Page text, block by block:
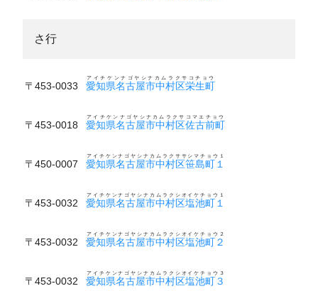
さ行
〒453-0033 愛知県名古屋市中村区栄生町
アイチケンナゴヤシナカムラクサコチョウ
〒453-0018 愛知県名古屋市中村区佐古前町
アイチケンナゴヤシナカムラクサコマエチョウ
〒450-0007 愛知県名古屋市中村区笹島町１
アイチケンナゴヤシナカムラクササシマチョウ１
〒453-0032 愛知県名古屋市中村区塩池町１
アイチケンナゴヤシナカムラクシオイケチョウ１
〒453-0032 愛知県名古屋市中村区塩池町２
アイチケンナゴヤシナカムラクシオイケチョウ２
〒453-0032 愛知県名古屋市中村区塩池町３
アイチケンナゴヤシナカムラクシオイケチョウ３